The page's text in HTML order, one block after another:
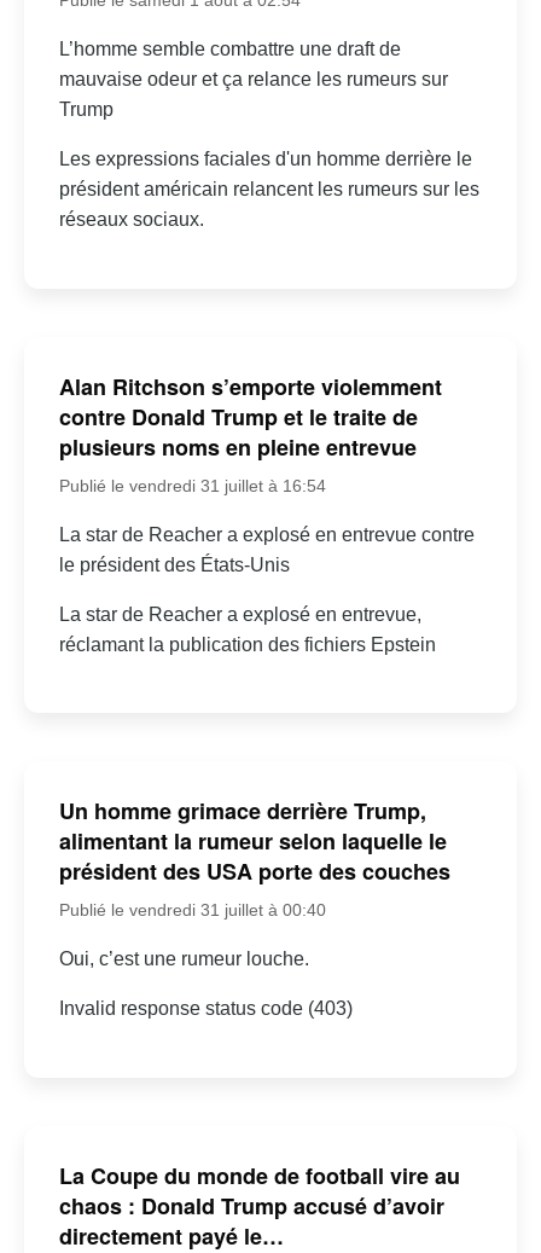
L’homme semble combattre une draft de
mauvaise odeur et ça relance les rumeurs sur
Trump
Les expressions faciales d'un homme derrière le
président américain relancent les rumeurs sur les
réseaux sociaux.
Alan Ritchson s’emporte violemment
contre Donald Trump et le traite de
plusieurs noms en pleine entrevue
Publié le vendredi 31 juillet à 16:54
La star de Reacher a explosé en entrevue contre
le président des États-Unis
La star de Reacher a explosé en entrevue,
réclamant la publication des fichiers Epstein
Un homme grimace derrière Trump,
alimentant la rumeur selon laquelle le
président des USA porte des couches
Publié le vendredi 31 juillet à 00:40
Oui, c’est une rumeur louche.
Invalid response status code (403)
La Coupe du monde de football vire au
chaos : Donald Trump accusé d’avoir
directement payé le…